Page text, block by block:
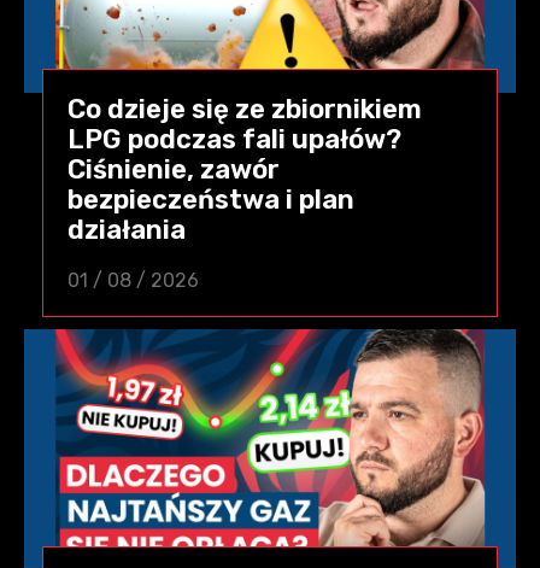
Co dzieje się ze zbiornikiem
LPG podczas fali upałów?
Ciśnienie, zawór
bezpieczeństwa i plan
działania
01 / 08 / 2026